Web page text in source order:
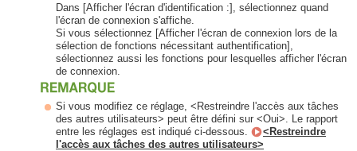
Dans [Afficher l'écran d'identification :], sélectionnez quand
l'écran de connexion s'affiche.
Si vous sélectionnez [Afficher l'écran de connexion lors de la
sélection de fonctions nécessitant authentification],
sélectionnez aussi les fonctions pour lesquelles afficher l'écran
de connexion.
Si vous modifiez ce réglage, <Restreindre l'accès aux tâches
des autres utilisateurs> peut être défini sur <Oui>. Le rapport
entre les réglages est indiqué ci-dessous.
<Restreindre
l'accès aux tâches des autres utilisateurs>